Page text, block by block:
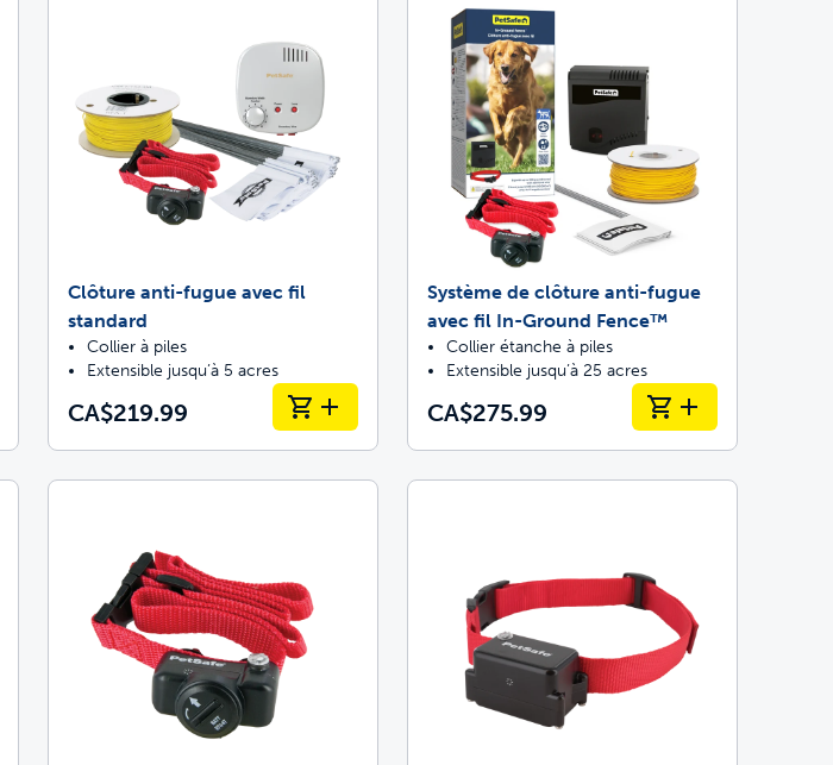
Clôture anti-fugue avec fil
standard
Collier à piles
Extensible jusqu’à 5 acres
CA$219.99
Système de clôture anti-fugue
avec fil In-Ground Fence™
Collier étanche à piles
Extensible jusqu’à 25 acres
CA$275.99